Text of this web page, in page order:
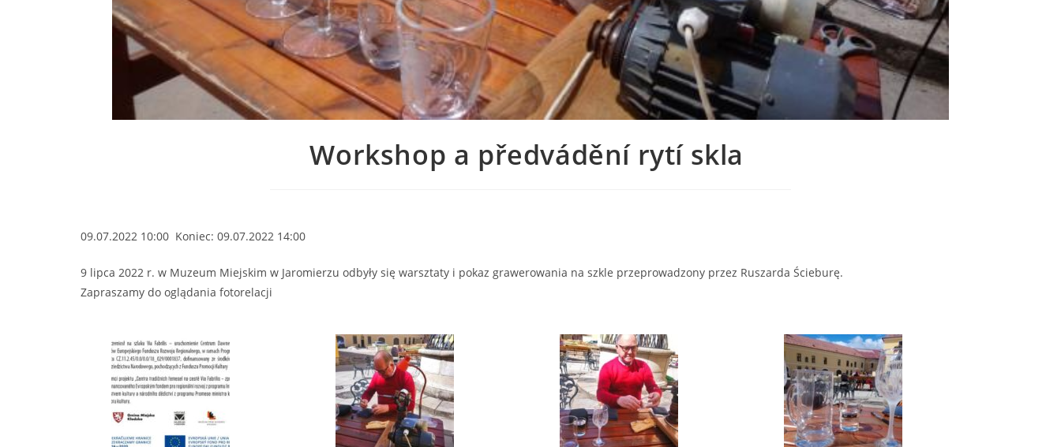
Workshop a předvádění rytí skla
09.07.2022 10:00 Koniec: 09.07.2022 14:00
9 lipca 2022 r. w Muzeum Miejskim w Jaromierzu odbyły się warsztaty i pokaz grawerowania na szkle przeprowadzony przez Ruszarda Ścieburę.
Zapraszamy do oglądania fotorelacji